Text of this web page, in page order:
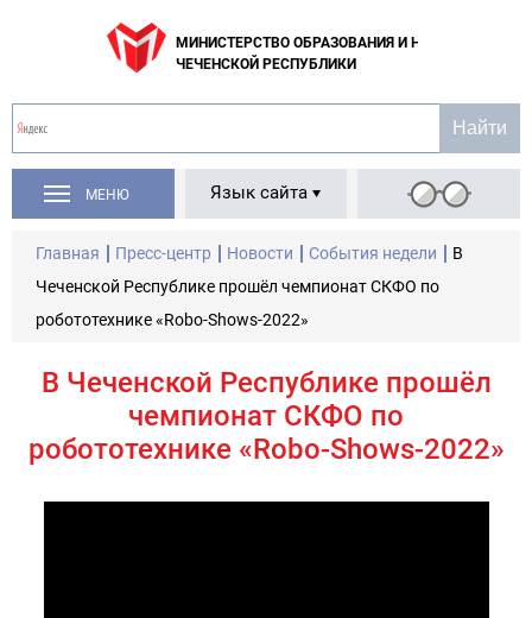
МИНИСТЕРСТВО ОБРАЗОВАНИЯ И НАУКИ
ЧЕЧЕНСКОЙ РЕСПУБЛИКИ
МЕНЮ Язык сайта
Главная Пресс-центр Новости События недели
В
Чеченской Республике прошёл чемпионат СКФО по
робототехнике «Robo-Shows-2022»
В Чеченской Республике прошёл
чемпионат СКФО по
робототехнике «Robo-Shows-2022»